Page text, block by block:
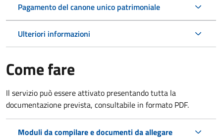
Pagamento del canone unico patrimoniale
Ulteriori informazioni
Come fare
Il servizio può essere attivato presentando tutta la
documentazione prevista, consultabile in formato PDF.
Moduli da compilare e documenti da allegare